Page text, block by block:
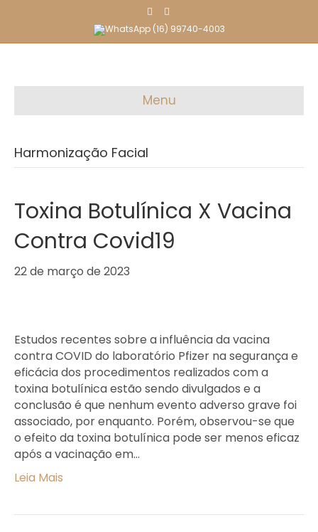
c
b
s
a
m
(16) 99740-4003
Menu
Harmonização Facial
Toxina Botulínica X Vacina
Contra Covid19
22 de março de 2023
Estudos recentes sobre a influência da vacina
contra COVID do laboratório Pfizer na segurança e
eficácia dos procedimentos realizados com a
toxina botulínica estão sendo divulgados e a
conclusão é que nenhum evento adverso grave foi
associado, por enquanto. Porém, observou-se que
o efeito da toxina botulínica pode ser menos eficaz
após a vacinação em…
Leia Mais